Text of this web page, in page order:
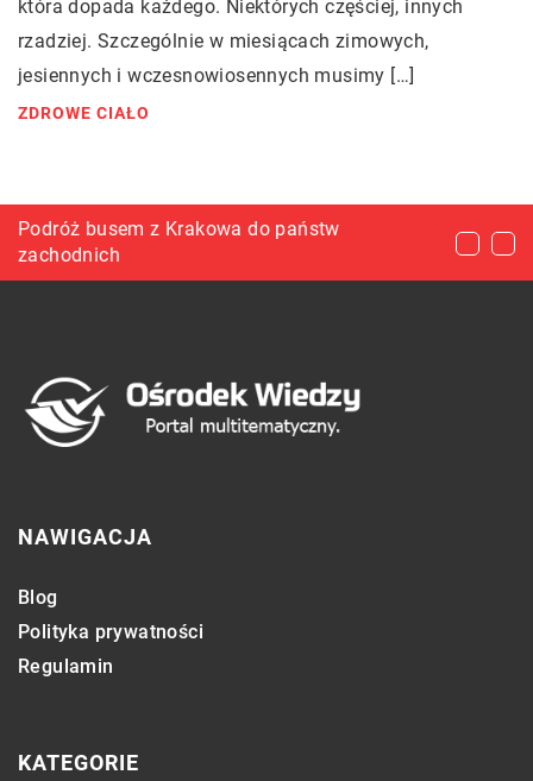
która dopada każdego. Niektórych częściej, innych
rzadziej. Szczególnie w miesiącach zimowych,
jesiennych i wczesnowiosennych musimy […]
ZDROWE CIAŁO
Fartuch stomatologiczny – Jaki powinien być?
Podróż busem z Krakowa do państw
zachodnich
Diety kontra zdrowe odżywianie – czym się
właściwie różnią?
NAWIGACJA
Blog
Polityka prywatności
Regulamin
KATEGORIE